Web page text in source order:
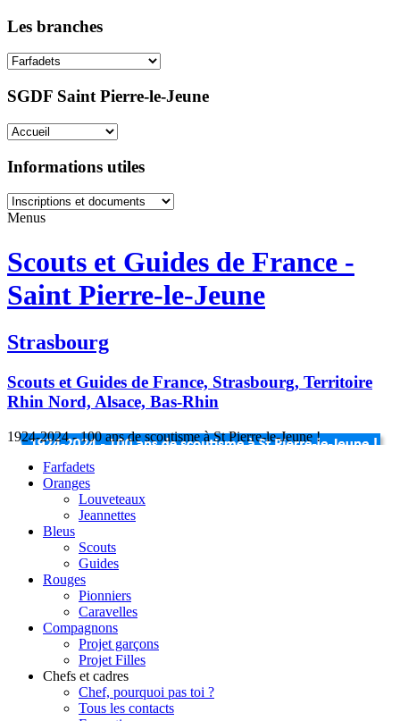
Les branches
SGDF Saint Pierre-le-Jeune
Informations utiles
Menus
Scouts et Guides de France -
Saint Pierre-le-Jeune
Strasbourg
Scouts et Guides de France, Strasbourg, Territoire
Rhin Nord, Alsace, Bas-Rhin
1924-2024 - 100 ans de scoutisme à St Pierre-le-Jeune !
Farfadets
Oranges
Louveteaux
Jeannettes
Bleus
Scouts
Guides
Rouges
Pionniers
Caravelles
Compagnons
Projet garçons
Projet Filles
Chefs et cadres
Chef, pourquoi pas toi ?
Tous les contacts